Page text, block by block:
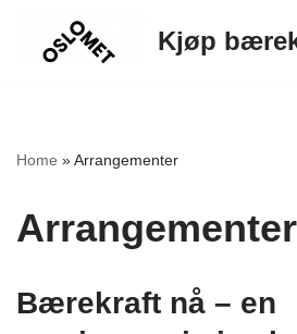
Hopp
Kjøp
Home »Arrangementer
Arrangementer
Bærekraft nå – en